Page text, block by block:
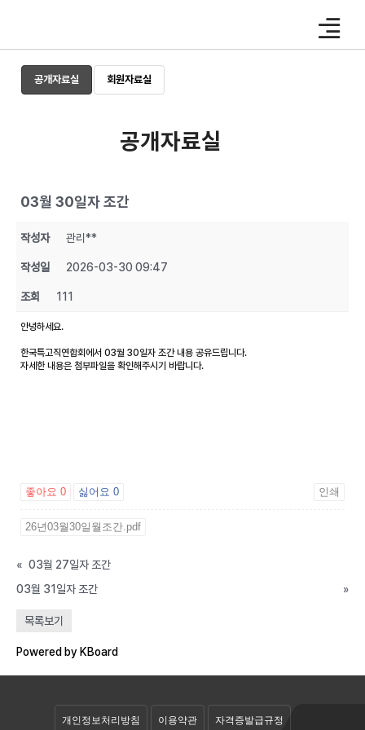
공개자료실 회원자료실
공개자료실
03월 30일자 조간
작성자 관리**
작성일 2026-03-30 09:47
조회 111
안녕하세요.
한국특고직연합회에서 03월 30일자 조간 내용 공유드립니다.
자세한 내용은 첨부파일을 확인해주시기 바랍니다.
좋아요 0 싫어요 0 인쇄
26년03월30일월조간.pdf
« 03월 27일자 조간
03월 31일자 조간
»
목록보기
Powered by KBoard
개인정보처리방침 이용약관 자격증발급규정